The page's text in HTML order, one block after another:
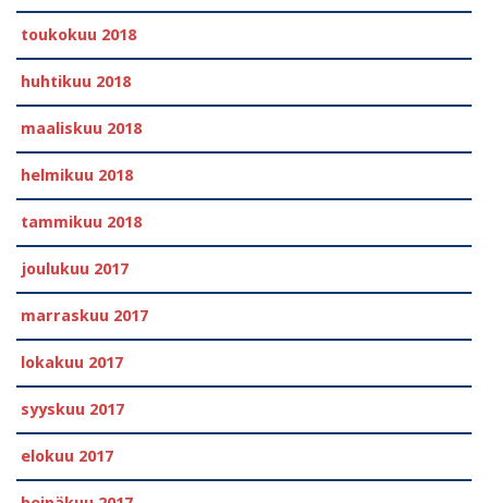
toukokuu 2018
huhtikuu 2018
maaliskuu 2018
helmikuu 2018
tammikuu 2018
joulukuu 2017
marraskuu 2017
lokakuu 2017
syyskuu 2017
elokuu 2017